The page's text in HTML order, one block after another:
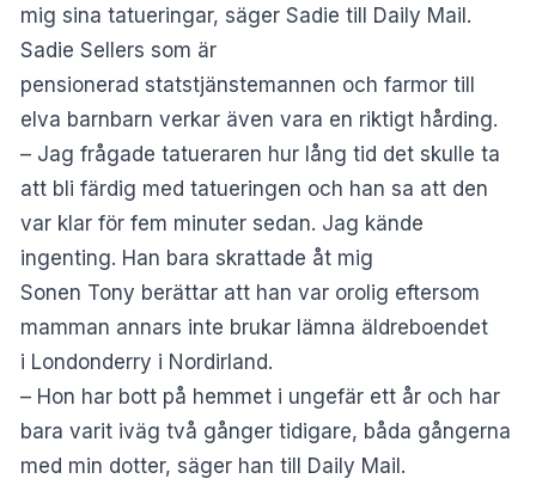
mig sina tatueringar, säger Sadie till Daily Mail.
Sadie Sellers som är
pensionerad statstjänstemannen och farmor till
elva barnbarn verkar även vara en riktigt hårding.
– Jag frågade tatueraren hur lång tid det skulle ta
att bli färdig med tatueringen och han sa att den
var klar för fem minuter sedan. Jag kände
ingenting. Han bara skrattade åt mig
Sonen Tony berättar att han var orolig eftersom
mamman annars inte brukar lämna äldreboendet
i Londonderry i Nordirland.
– Hon har bott på hemmet i ungefär ett år och har
bara varit iväg två gånger tidigare, båda gångerna
med min dotter, säger han till Daily Mail.